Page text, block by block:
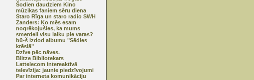
Šodien daudziem Kino
mūzikas faniem sēru diena
Staro Rīga un staro radio SWH
Zanders: Ko mēs esam
nogrēkojušies, ka mums
smerdeļi visu laiku pie varas?
bū-š izdod albumu "Sēdies
krēslā"
Dzīve pēc nāves.
Blitze Bibliotekars
Lattelecom intereaktīvā
televīzija: jaunie piedzīvojumi
Par interneta komunikāciju